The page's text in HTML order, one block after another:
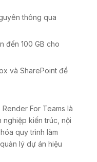
thông qua
đến 100 GB cho
và SharePoint để
For Teams là
kiến trúc, nội
quy trình làm
lý dự án hiệu